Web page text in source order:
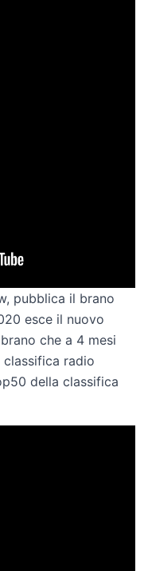
pubblica il brano
esce il nuovo
che a 4 mesi
classifica radio
della classifica